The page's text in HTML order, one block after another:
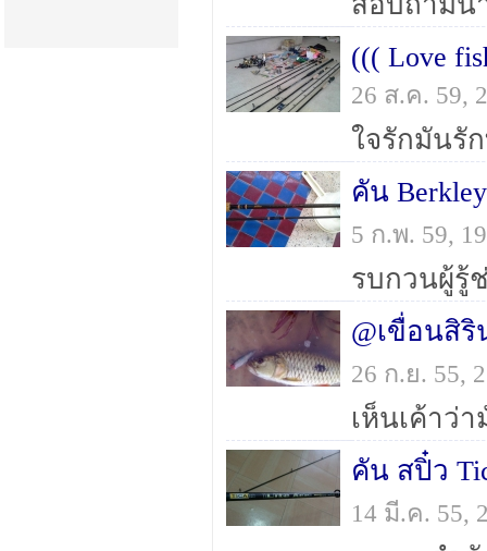
((( Love
26 ส.ค. 59,
คัน
5 ก.พ. 59,
@เขื่อนสิริ
26 ก.ย. 55,
คัน สปิ๋ว
14 มี.ค. 55,